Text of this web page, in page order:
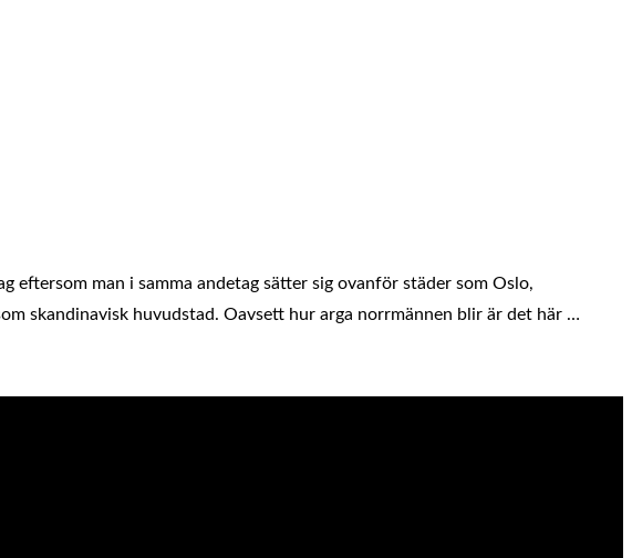
eftersom man i samma andetag sätter sig ovanför städer som Oslo,
skandinavisk huvudstad. Oavsett hur arga norrmännen blir är det här …